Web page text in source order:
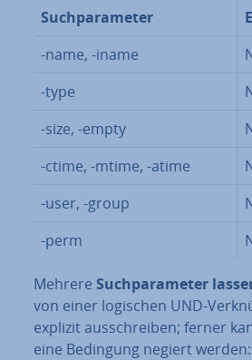
Such­pa­ra­me­ter
-name, -iname
-type
-size, -empty
-ctime, -mtime, -atime
-user, -group
-perm
Mehrere Such­pa­ra­me­ter
von einer logischen UND-
explizit aus­schrei­ben; ferner
eine Bedingung negiert werden: